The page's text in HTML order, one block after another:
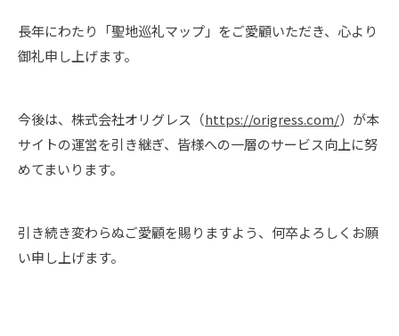
長年にわたり「聖地巡礼マップ」をご愛顧いただき、心より
御礼申し上げます。
今後は、株式会社オリグレス（https://origress.com/）が本
サイトの運営を引き継ぎ、皆様への一層のサービス向上に努
めてまいります。
引き続き変わらぬご愛顧を賜りますよう、何卒よろしくお願
い申し上げます。